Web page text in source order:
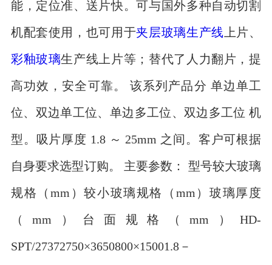
能，定位准、送片快。可与国外多种自动切割
机配套使用，也可用于夹层玻璃生产线 上片、
彩釉玻璃生产线上片等；替代了人力翻片，提
高功效，安全可靠。 该系列产品分 单边单工
位、双边单工位、单边多工位、双边多工位 机
型。吸片厚度 1.8 ～ 25mm 之间。客户可根据
自身要求选型订购。 主要参数： 型号较大玻璃
规格（mm）较小玻璃规格（mm）玻璃厚度
（mm）台面规格（mm）HD-
SPT/27372750×3650800×15001.8－